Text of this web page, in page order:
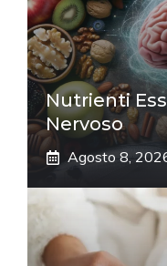
Nutrienti
Nervoso
Agosto 8,